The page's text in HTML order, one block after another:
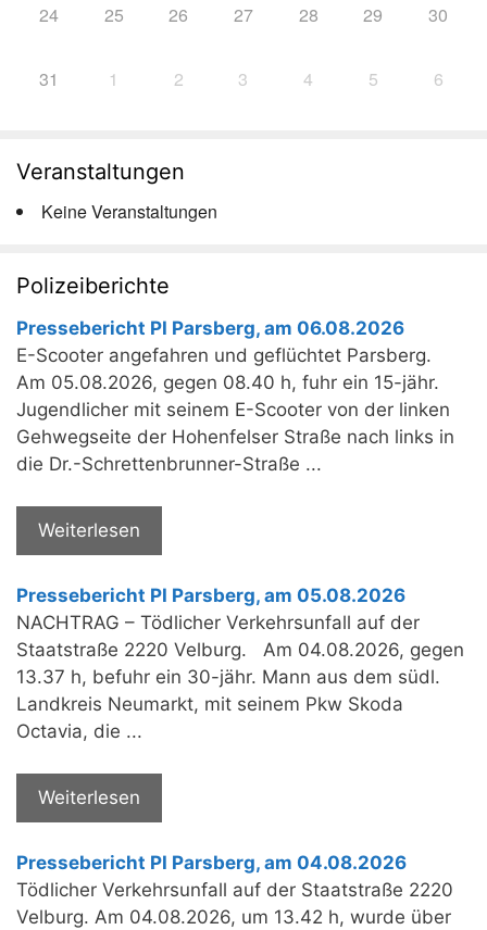
24 25 26 27 28 29 30
31 1 2 3 4 5 6
Veranstaltungen
Keine Veranstaltungen
Polizeiberichte
Pressebericht PI Parsberg, am 06.08.2026
E-Scooter angefahren und geflüchtet Parsberg.
Am 05.08.2026, gegen 08.40 h, fuhr ein 15-jähr.
Jugendlicher mit seinem E-Scooter von der linken
Gehwegseite der Hohenfelser Straße nach links in
die Dr.-Schrettenbrunner-Straße ...
Weiterlesen
Pressebericht PI Parsberg, am 05.08.2026
NACHTRAG – Tödlicher Verkehrsunfall auf der
Staatstraße 2220 Velburg. Am 04.08.2026, gegen
13.37 h, befuhr ein 30-jähr. Mann aus dem südl.
Landkreis Neumarkt, mit seinem Pkw Skoda
Octavia, die ...
Weiterlesen
Pressebericht PI Parsberg, am 04.08.2026
Tödlicher Verkehrsunfall auf der Staatstraße 2220
Velburg. Am 04.08.2026, um 13.42 h, wurde über